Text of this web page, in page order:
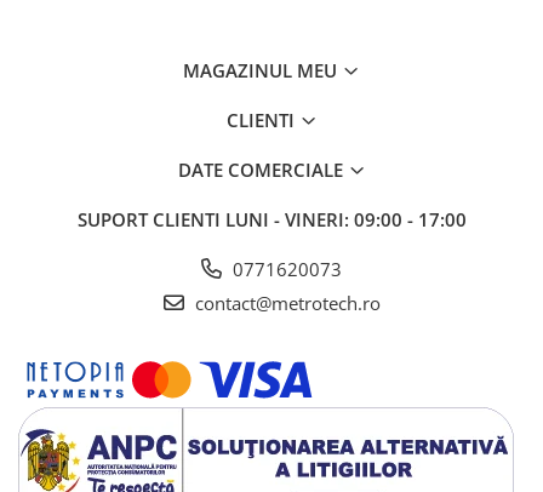
MAGAZINUL MEU
CLIENTI
DATE COMERCIALE
SUPORT CLIENTI LUNI - VINERI: 09:00 - 17:00
0771620073
contact@metrotech.ro